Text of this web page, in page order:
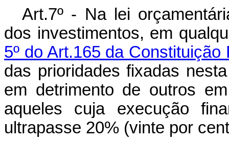
Art.7º - Na lei
dos investimentos, em
5º do Art.165 da Constituição
das prioridades fixadas
em detrimento de outros
aqueles cuja execução
ultrapasse 20% (vinte por